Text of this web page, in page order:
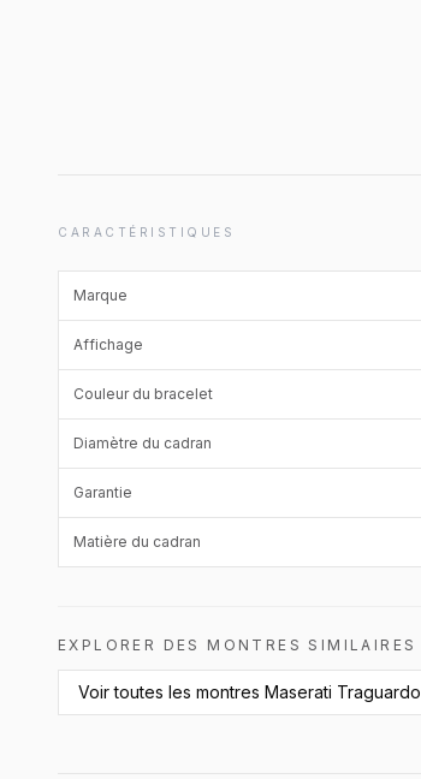
CARACTÉRISTIQUES
Marque
Affichage
Couleur du bracelet
Diamètre du cadran
Garantie
Matière du cadran
EXPLORER DES MONTRES SIMILAIRES
Voir toutes les montres Maserati Traguardo